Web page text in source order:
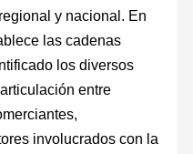
y nacional. En
las cadenas
los diversos
entre
involucrados con la